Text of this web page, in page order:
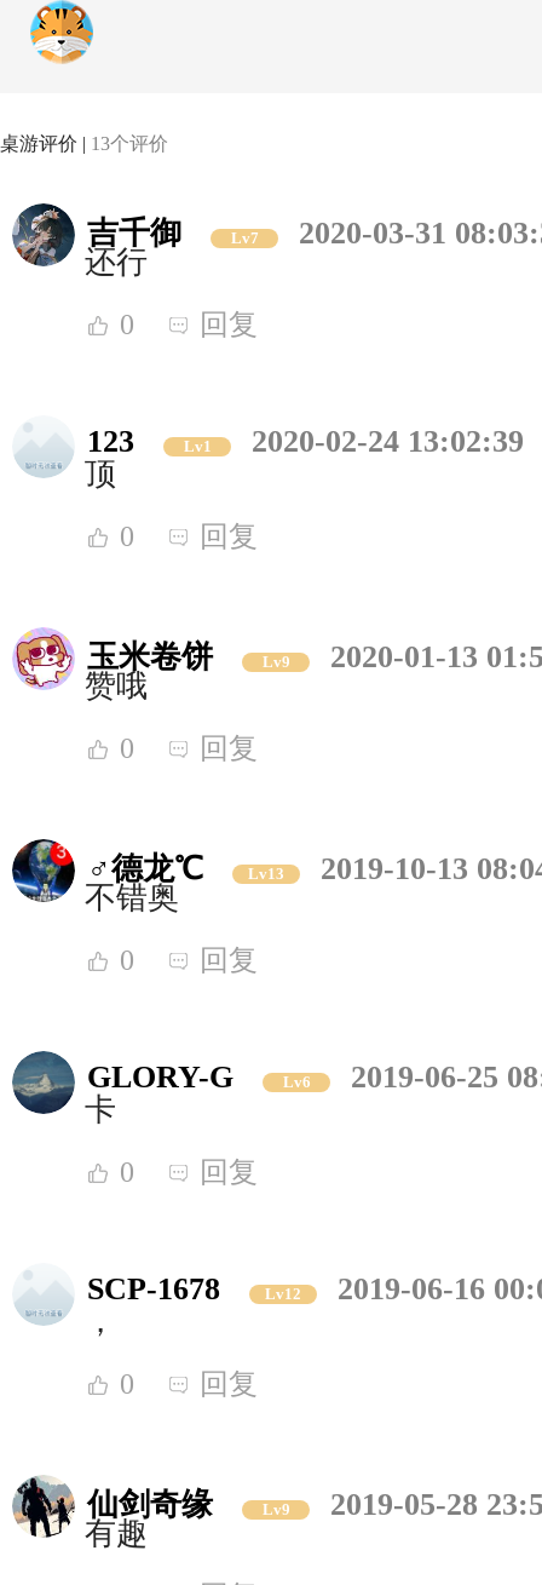
桌游评价 | 13个评价
吉千御 Lv7
2020-03-31
还行
0 回复
123 Lv1
2020-02-24 13:02:39
顶
0 回复
玉米卷饼 Lv9
2020-01-13
赞哦
0 回复
♂德龙℃ Lv13
2019-10-13
不错奥
0 回复
GLORY-G Lv6
2019-06-25
卡
0 回复
SCP-1678 Lv12
2019-06-16
，
0 回复
仙剑奇缘 Lv9
2019-05-28
有趣